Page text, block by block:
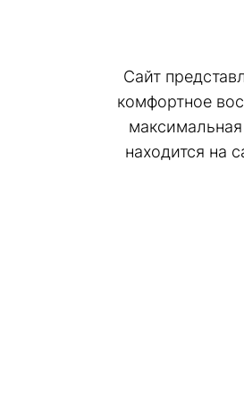
Сайт
комфортное
находится на